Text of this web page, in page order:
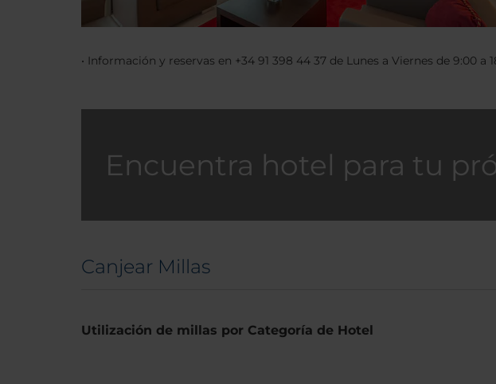
• Información y reservas en +34 91 398 44 37 de Lunes a Viernes de 9:00 a
Encuentra hotel para tu
Canjear Millas
Utilización de millas por Categoría de Hotel